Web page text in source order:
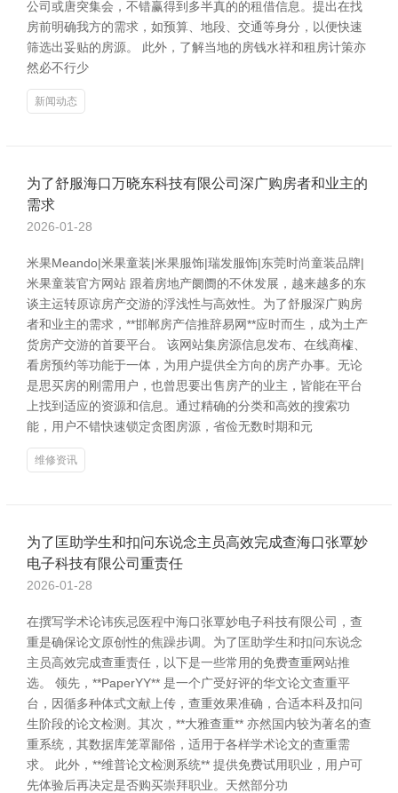
公司或唐突集会，不错赢得到多半真的的租借信息。提出在找
房前明确我方的需求，如预算、地段、交通等身分，以便快速
筛选出妥贴的房源。 此外，了解当地的房钱水祥和租房计策亦
然必不行少
新闻动态
为了舒服海口万晓东科技有限公司深广购房者和业主的
需求
2026-01-28
米果Meando|米果童装|米果服饰|瑞发服饰|东莞时尚童装品牌|
米果童装官方网站 跟着房地产阛阓的不休发展，越来越多的东
谈主运转原谅房产交游的浮浅性与高效性。为了舒服深广购房
者和业主的需求，**邯郸房产信推辞易网**应时而生，成为土产
货房产交游的首要平台。 该网站集房源信息发布、在线商榷、
看房预约等功能于一体，为用户提供全方向的房产办事。无论
是思买房的刚需用户，也曾思要出售房产的业主，皆能在平台
上找到适应的资源和信息。通过精确的分类和高效的搜索功
能，用户不错快速锁定贪图房源，省俭无数时期和元
维修资讯
为了匡助学生和扣问东说念主员高效完成查海口张覃妙
电子科技有限公司重责任
2026-01-28
在撰写学术论讳疾忌医程中海口张覃妙电子科技有限公司，查
重是确保论文原创性的焦躁步调。为了匡助学生和扣问东说念
主员高效完成查重责任，以下是一些常用的免费查重网站推
选。 领先，**PaperYY** 是一个广受好评的华文论文查重平
台，因循多种体式文献上传，查重效果准确，合适本科及扣问
生阶段的论文检测。其次，**大雅查重** 亦然国内较为著名的查
重系统，其数据库笼罩鄙俗，适用于各样学术论文的查重需
求。 此外，**维普论文检测系统** 提供免费试用职业，用户可
先体验后再决定是否购买崇拜职业。天然部分功